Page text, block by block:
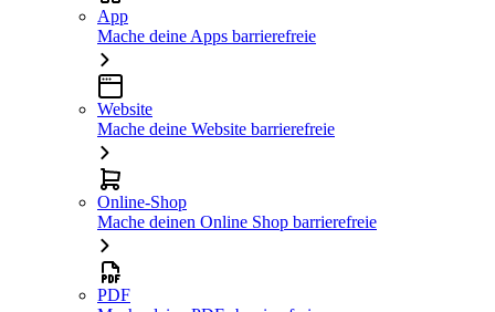
App
Mache deine Apps barrierefreie
Website
Mache deine Website barrierefreie
Online-Shop
Mache deinen Online Shop barrierefreie
PDF